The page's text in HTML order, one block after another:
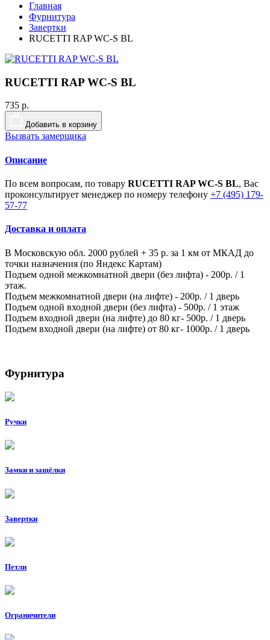
Главная
Фурнитура
Завертки
RUCETTI RAP WC-S BL
RUCETTI RAP WC-S BL
735 р.
Добавить в корзину
Вызвать замерщика
Описание
По всем вопросам, по товару RUCETTI RAP WC-S BL, Вас
проконсультирует менеджер по номеру телефону +7 (495) 179-
57-77
Доставка и оплата
В Московскую обл. 2000 рублей + 35 р. за 1 км от МКАД до
точки назначения (по Яндекс Картам)
Подъем одной межкомнатной двери (без лифта) - 200р. / 1
этаж.
Подъем межкомнатной двери (на лифте) - 200р. / 1 дверь
Подъем одной входной двери (без лифта) - 500р. / 1 этаж
Подъем входной двери (на лифте) до 80 кг- 500р. / 1 дверь
Подъем входной двери (на лифте) от 80 кг- 1000р. / 1 дверь
Фурнитура
Ручки
Замки и защёлки
Завертки
Петли
Ограничители